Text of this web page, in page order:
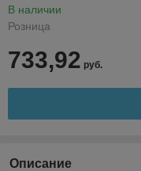
В наличии
Розница
733,92 руб.
Описание